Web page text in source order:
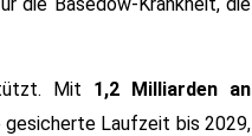
Mit 1,2 Milliarden an
Laufzeit bis 2029,